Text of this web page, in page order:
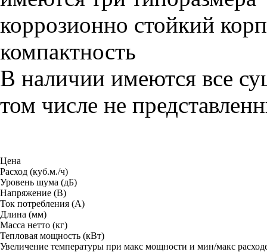
коррозионно стойкий
компактность
В наличии имеются все
том числе не
Цена
Расход (куб.м./ч)
Уровень шума (дБ)
Напряжение (В)
Ток потребления (A)
Длина (мм)
Масса нетто (кг)
Тепловая мощность (кВт)
Увеличение температуры при макс мощности и мин/макс